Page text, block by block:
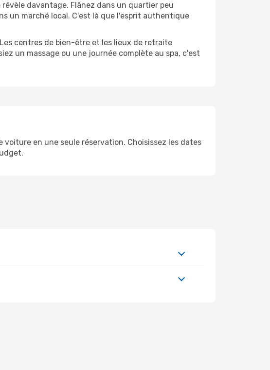
davantage. Flânez dans un quartier peu
un marché local. C'est là que l'esprit authentique
centres de bien-être et les lieux de retraite
un massage ou une journée complète au spa, c'est
en une seule réservation. Choisissez les dates